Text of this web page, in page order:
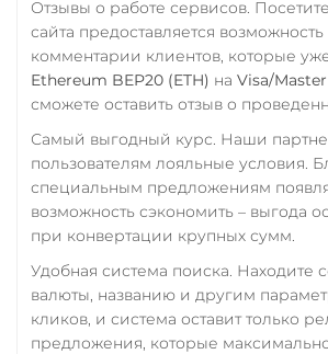
BEP20
ERC20
ERC20
SOL
BASE
RUB
UAH
CNY
Отзывы о работе сервисов.
сайта предоставляется
комментарии клиентов, которые
Ethereum BEP20 (ETH) на Visa/
сможете оставить отзыв о
Самый выгодный курс. Наши
пользователям лояльные условия.
специальным предложениям
возможность сэкономить – выгода
при конвертации крупных сумм.
Удобная система поиска. Находите
валюты, названию и другим
кликов, и система оставит только
предложения, которые максимально